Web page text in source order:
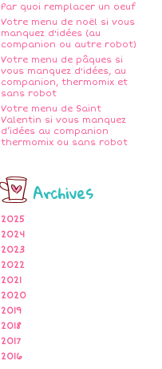
Par quoi remplacer un oeuf
Votre menu de noël si vous
manquez d'idées (au
companion ou autre robot)
Votre menu de pâques si
vous manquez d'idées, au
companion, thermomix et
sans robot
Votre menu de Saint
Valentin si vous manquez
d’idées au companion
thermomix ou sans robot
Archives
2025
2024
2023
2022
2021
2020
2019
2018
2017
2016